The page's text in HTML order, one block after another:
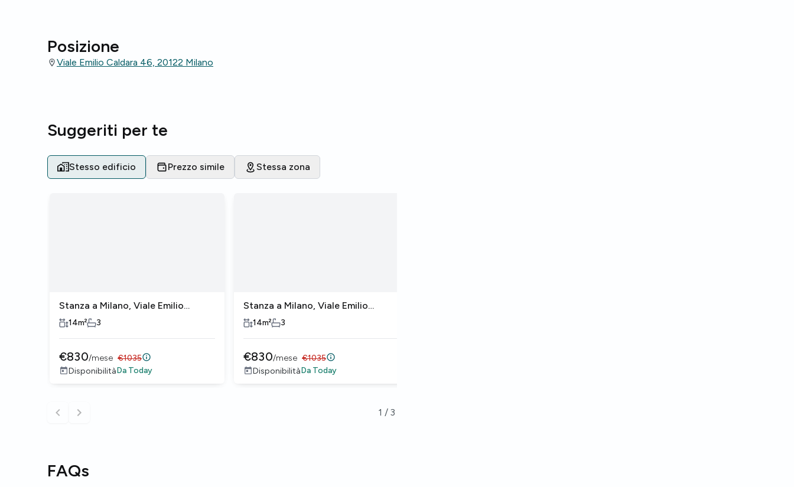
Posizione
Viale Emilio Caldara 46, 20122 Milano
Suggeriti per te
Stesso edificio Prezzo simile Stessa zona
Stanza a Milano, Viale Emilio
Caldara
14m² 3
€830/mese €1035
DisponibilitàDa Today
Stanza a Milano, Viale Emilio
Caldara
14m² 3
€830/mese €1035
DisponibilitàDa Today
1 / 3
FAQs